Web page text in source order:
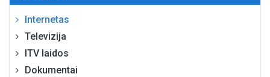
Internetas
Televizija
ITV laidos
Dokumentai